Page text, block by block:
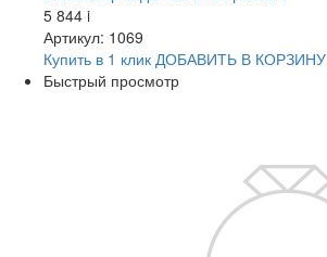
5 844 i
Артикул: 1069
Купить в 1 клик ДОБАВИТЬ В КОРЗИНУ
Быстрый просмотр